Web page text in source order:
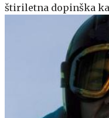
štiriletna dopinška